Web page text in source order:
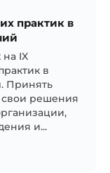
практик в
IX
в
Принять
свои решения
и...